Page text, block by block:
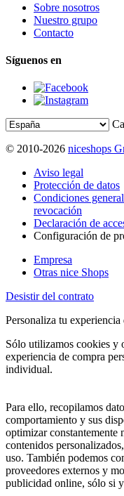
Sobre nosotros
Nuestro grupo
Contacto
Síguenos en
© 2010-2026 niceshops
Aviso legal
Protección de datos
Condiciones
revocación
Declaración de
Configuración de
Empresa
Otras nice Shops
Desistir del contrato
Personaliza tu experiencia
Sólo utilizamos cookies y
experiencia de compra
individual.
Para ello, recopilamos
comportamiento y sus
optimizar
contenidos
uso. También podemos
proveedores externos y
publicidad online, sólo si